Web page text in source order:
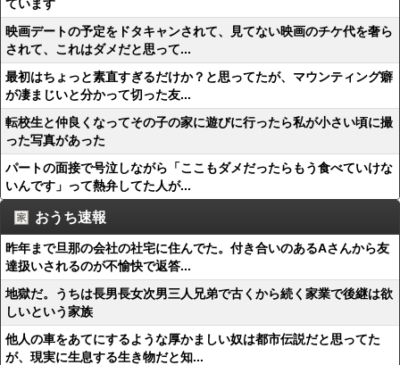
ています
映画デートの予定をドタキャンされて、見てない映画のチケ代を奢ら
されて、これはダメだと思って...
最初はちょっと素直すぎるだけか？と思ってたが、マウンティング癖
が凄まじいと分かって切った友...
転校生と仲良くなってその子の家に遊びに行ったら私が小さい頃に撮
った写真があった
パートの面接で号泣しながら「ここもダメだったらもう食べていけな
いんです」って熱弁してた人が...
おうち速報
昨年まで旦那の会社の社宅に住んでた。付き合いのあるAさんから友
達扱いされるのが不愉快で返答...
地獄だ。うちは長男長女次男三人兄弟で古くから続く家業で後継は欲
しいという家族
他人の車をあてにするような厚かましい奴は都市伝説だと思ってた
が、現実に生息する生き物だと知...